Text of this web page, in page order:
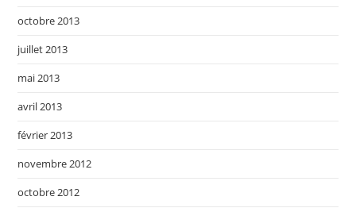
octobre 2013
juillet 2013
mai 2013
avril 2013
février 2013
novembre 2012
octobre 2012